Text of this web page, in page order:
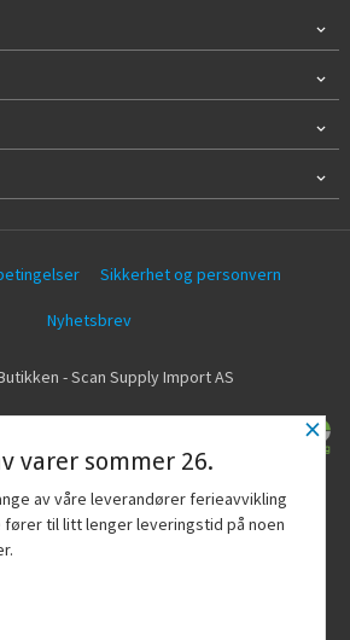
Sikkerhet og personvern
Nyhetsbrev
- Scan Supply Import AS
bruker cookies slik at du
bedre kjøpsopplevelse og vi kan
bedre service. Vi bruker cookies
hovedsaklig til å lagre
×
varer sommer 26.
av våre leverandører ferieavvikling
til litt lenger leveringstid på noen